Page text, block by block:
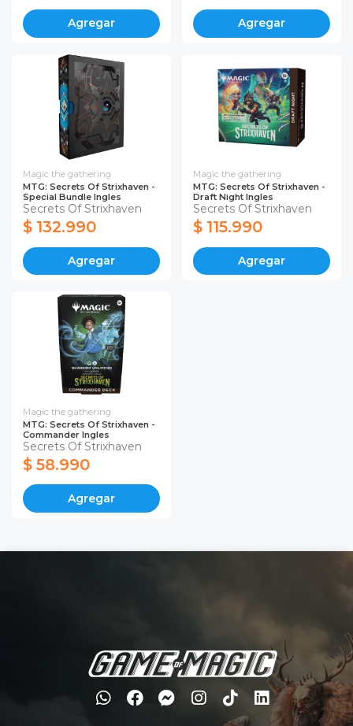
Agregar Agregar
Magic the gathering
MTG: Secrets Of Strixhaven -
Special Bundle Ingles
Secrets Of Strixhaven
$ 132.990
Agregar
Magic the gathering
MTG: Secrets Of Strixhaven -
Draft Night Ingles
Secrets Of Strixhaven
$ 115.990
Agregar
Magic the gathering
MTG: Secrets Of Strixhaven -
Commander Ingles
Secrets Of Strixhaven
$ 58.990
Agregar